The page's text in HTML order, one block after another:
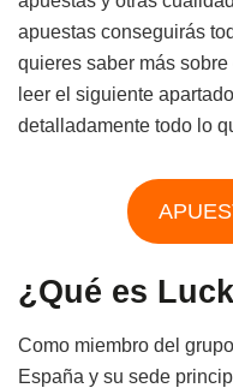
apuestas conseguirás
quieres saber más
leer el siguiente
detalladamente todo lo
¿Qué es
Como miembro del
España y su sede